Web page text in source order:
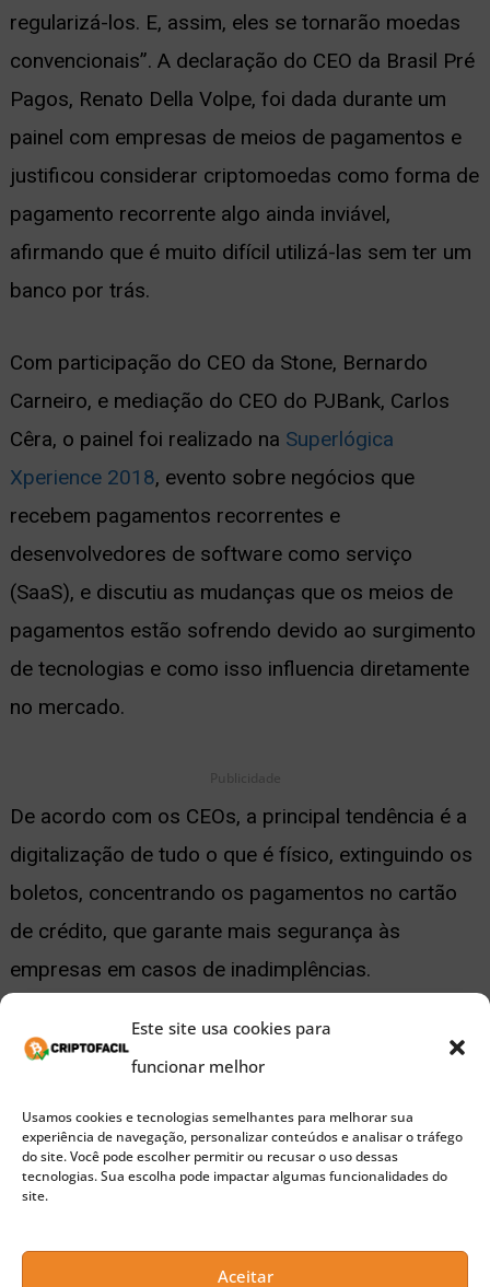
Este site usa cookies para
funcionar melhor
Usamos cookies e tecnologias semelhantes para melhorar sua
experiência de navegação, personalizar conteúdos e analisar o tráfego
do site. Você pode escolher permitir ou recusar o uso dessas
tecnologias. Sua escolha pode impactar algumas funcionalidades do
site.
Aceitar
regularizá-los. E, assim, eles se tornarão moedas
convencionais”. A declaração do CEO da Brasil Pré
Pagos, Renato Della Volpe, foi dada durante um
painel com empresas de meios de pagamentos e
justificou considerar criptomoedas como forma de
pagamento recorrente algo ainda inviável,
afirmando que é muito difícil utilizá-las sem ter um
banco por trás.
Com participação do CEO da Stone, Bernardo
Carneiro, e mediação do CEO do PJBank, Carlos
Cêra, o painel foi realizado na Superlógica
Xperience 2018, evento sobre negócios que
recebem pagamentos recorrentes e
desenvolvedores de software como serviço
(SaaS), e discutiu as mudanças que os meios de
pagamentos estão sofrendo devido ao surgimento
de tecnologias e como isso influencia diretamente
no mercado.
Publicidade
De acordo com os CEOs, a principal tendência é a
digitalização de tudo o que é físico, extinguindo os
boletos, concentrando os pagamentos no cartão
de crédito, que garante mais segurança às
empresas em casos de inadimplências.
Outra forma de pagamento bastante considerada é
por meio de aplicativos de celular, mas Carneiro
apontou que, na prática, ela pode se mostrar não
tão viável.